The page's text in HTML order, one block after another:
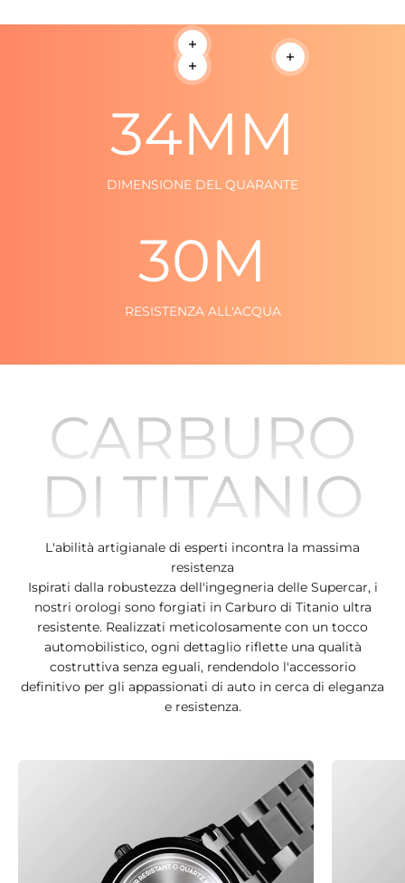
Per saperne di più
Per saperne di più
Per saperne di più
34MM
DIMENSIONE DEL QUARANTE
30M
RESISTENZA ALL'ACQUA
CARBURO
DI TITANIO
L'abilità artigianale di esperti incontra la massima
resistenza
Ispirati dalla robustezza dell'ingegneria delle Supercar, i
nostri orologi sono forgiati in Carburo di Titanio ultra
resistente. Realizzati meticolosamente con un tocco
automobilistico, ogni dettaglio riflette una qualità
costruttiva senza eguali, rendendolo l'accessorio
definitivo per gli appassionati di auto in cerca di eleganza
e resistenza.